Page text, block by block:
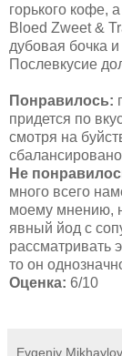
горького кофе,
Bloed Zweet &
дубовая бочка
Послевкусие
Понравилось:
придется по
смотря на
Не
много всего
моему мнению,
явный йод с
рассматривать
то он
Оценка: 6/10
Evgeniy Mikhaylov